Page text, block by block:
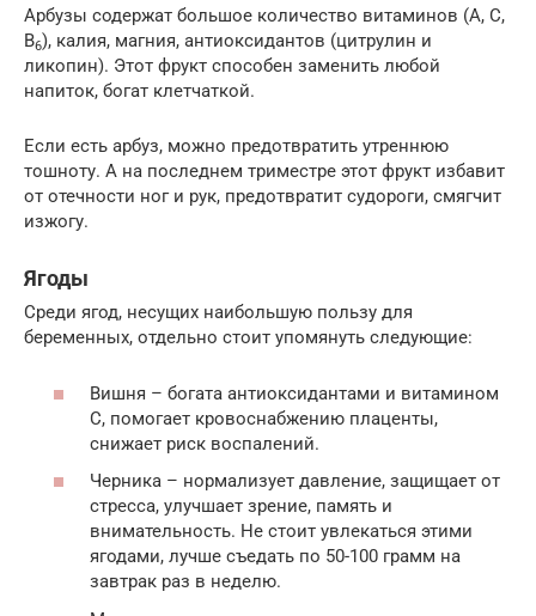
Арбузы содержат большое количество витаминов (А, С,
В6), калия, магния, антиоксидантов (цитрулин и
ликопин). Этот фрукт способен заменить любой
напиток, богат клетчаткой.
Если есть арбуз, можно предотвратить утреннюю
тошноту. А на последнем триместре этот фрукт избавит
от отечности ног и рук, предотвратит судороги, смягчит
изжогу.
Ягоды
Среди ягод, несущих наибольшую пользу для
беременных, отдельно стоит упомянуть следующие:
Вишня – богата антиоксидантами и витамином
С, помогает кровоснабжению плаценты,
снижает риск воспалений.
Черника – нормализует давление, защищает от
стресса, улучшает зрение, память и
внимательность. Не стоит увлекаться этими
ягодами, лучше съедать по 50-100 грамм на
завтрак раз в неделю.